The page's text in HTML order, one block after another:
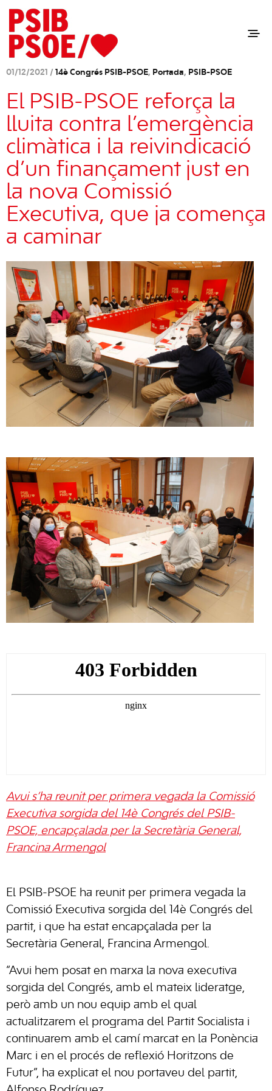
01/12/2021 / 14è Congrés PSIB-PSOE, Portada, PSIB-PSOE
El PSIB-PSOE reforça la
lluita contra l’emergència
climàtica i la reivindicació
d’un finançament just en
la nova Comissió
Executiva, que ja comença
a caminar
Avui s’ha reunit per primera vegada la Comissió
Executiva sorgida del 14è Congrés del PSIB-
PSOE, encapçalada per la Secretària General,
Francina Armengol
El PSIB-PSOE ha reunit per primera vegada la
Comissió Executiva sorgida del 14è Congrés del
partit, i que ha estat encapçalada per la
Secretària General, Francina Armengol.
“Avui hem posat en marxa la nova executiva
sorgida del Congrés, amb el mateix lideratge,
però amb un nou equip amb el qual
actualitzarem el programa del Partit Socialista i
continuarem amb el camí marcat en la Ponència
Marc i en el procés de reflexió Horitzons de
Futur”, ha explicat el nou portaveu del partit,